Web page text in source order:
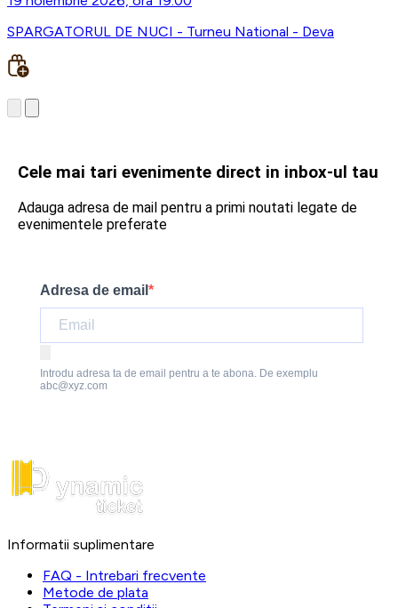
SPARGATORUL DE NUCI - Turneu National - Deva
Cele mai tari evenimente direct in inbox-ul tau
Adauga adresa de mail pentru a primi noutati legate de
evenimentele preferate
Adresa de email
Introdu adresa ta de email pentru a te abona. De exemplu
abc@xyz.com
Informatii suplimentare
FAQ - Intrebari frecvente
Metode de plata